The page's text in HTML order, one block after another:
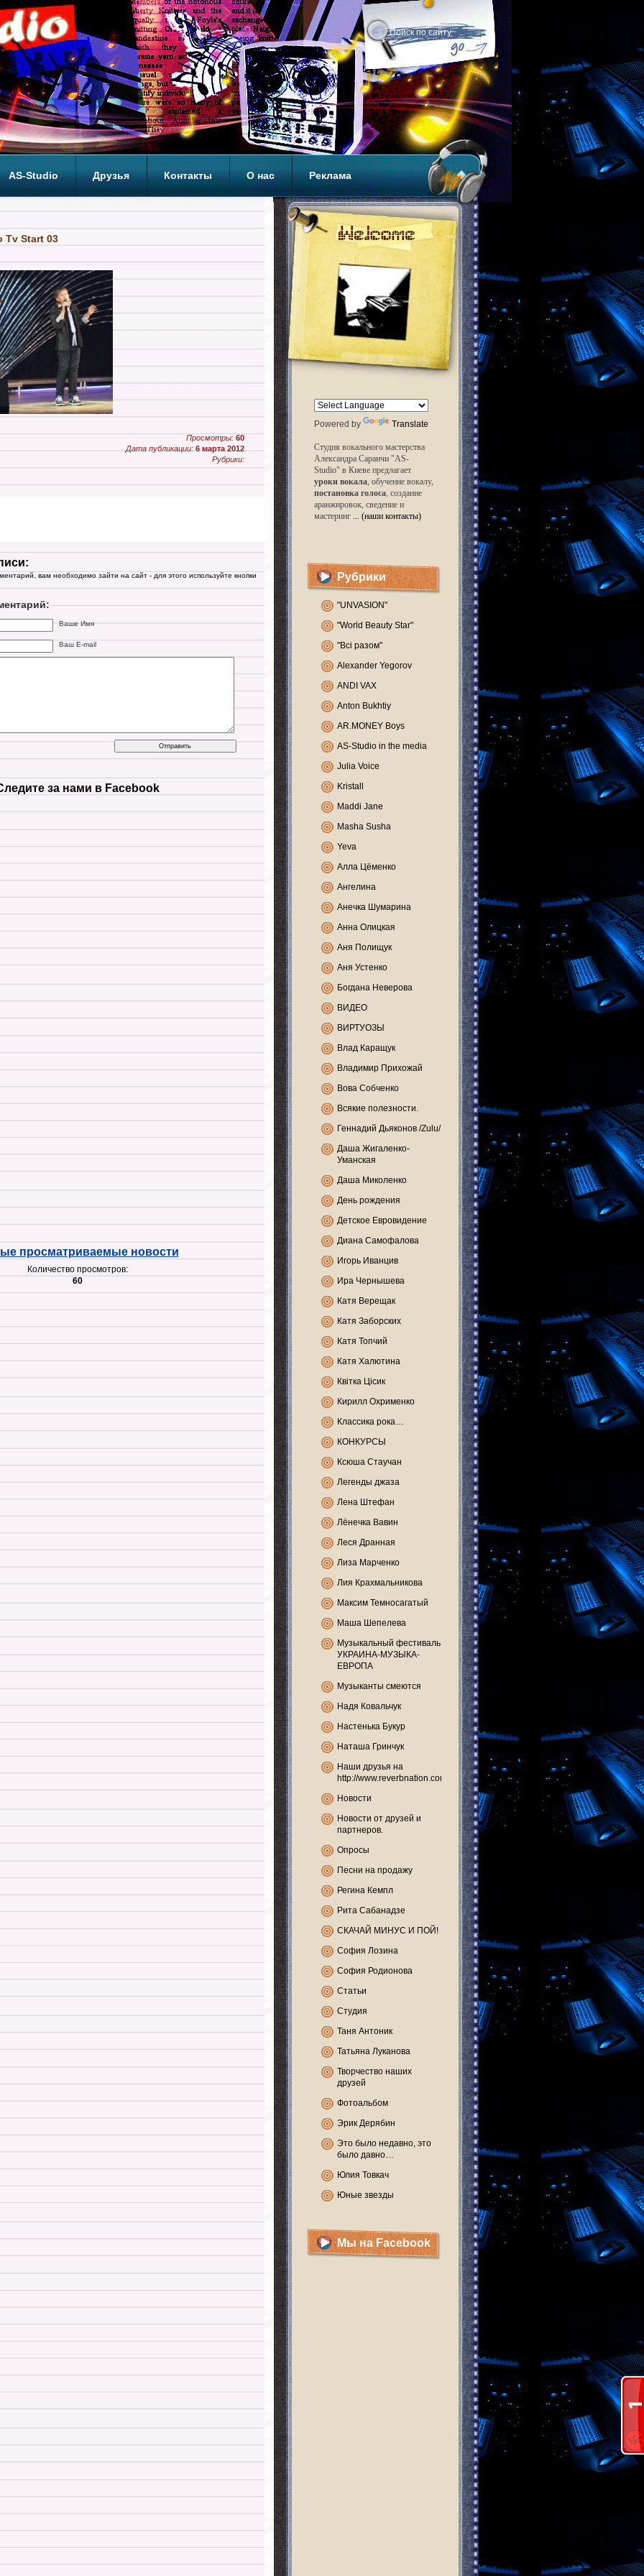
AS-Studio Друзья Контакты О нас Реклама
Tv Start 03
Просмотры: 60
Дата публикации: 6 марта 2012
Рубрики:
вам необходимо зайти на сайт - для этого используйте кнопки
Ваше Имя
Ваш E-mail
за нами в Facebook
просматриваемые новости
Количество просмотров:
60
Powered by Translate
Студия вокального мастерства
Александра Саранчи "AS-
Studio" в Киеве предлагает
уроки вокала, обучение вокалу,
постановка голоса, создание
аранжировок, сведение и
мастеринг ... (наши контакты)
Рубрики
"UNVASION"
"World Beauty Star"
"Всі разом"
Alexander Yegorov
ANDI VAX
Anton Bukhtiy
AR.MONEY Boys
AS-Studio in the media
Julia Voice
Kristall
Maddi Jane
Masha Susha
Yeva
Алла Цёменко
Ангелина
Анечка Шумарина
Анна Олицкая
Аня Полищук
Аня Устенко
Богдана Неверова
ВИДЕО
ВИРТУОЗЫ
Влад Каращук
Владимир Прихожай
Вова Собченко
Всякие полезности.
Геннадий Дьяконов /Zulu/
Даша Жигаленко-
Уманская
Даша Миколенко
День рождения
Детское Евровидение
Диана Самофалова
Игорь Иванцив
Ира Чернышева
Катя Верещак
Катя Заборских
Катя Топчий
Катя Халютина
Квітка Цісик
Кирилл Охрименко
Классика рока…
КОНКУРСЫ
Ксюша Стаучан
Легенды джаза
Лена Штефан
Лёнечка Вавин
Леся Дранная
Лиза Марченко
Лия Крахмальникова
Максим Темносагатый
Маша Шепелева
Музыкальный фестиваль
УКРАИНА-МУЗЫКА-
ЕВРОПА
Музыканты смеются
Надя Ковальчук
Настенька Букур
Наташа Гринчук
Наши друзья на
http://www.reverbnation.com
Новости
Новости от друзей и
партнеров.
Опросы
Песни на продажу
Регина Кемпл
Рита Сабанадзе
СКАЧАЙ МИНУС И ПОЙ!
София Лозина
София Родионова
Статьи
Студия
Таня Антоник
Татьяна Луканова
Творчество наших
друзей
Фотоальбом
Эрик Дерябин
Это было недавно, это
было давно…
Юлия Товкач
Юные звезды
Мы на Facebook